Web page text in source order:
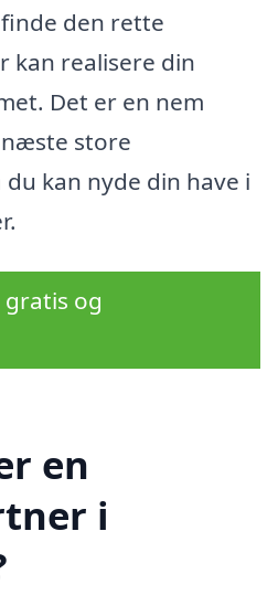
den rette
kan realisere din
Det er en nem
store
kan nyde din have i
og
en
i